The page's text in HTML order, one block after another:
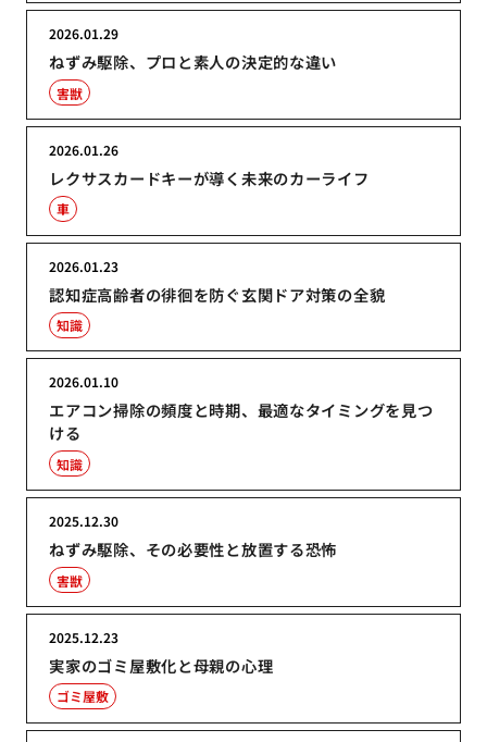
ねずみ駆除、プロと素人の決定的な違い
2026.01.29
害獣
レクサスカードキーが導く未来のカーライフ
2026.01.26
車
認知症高齢者の徘徊を防ぐ玄関ドア対策の全貌
2026.01.23
知識
エアコン掃除の頻度と時期、最適なタイミングを見つ
ける
2026.01.10
知識
ねずみ駆除、その必要性と放置する恐怖
2025.12.30
害獣
実家のゴミ屋敷化と母親の心理
2025.12.23
ゴミ屋敷